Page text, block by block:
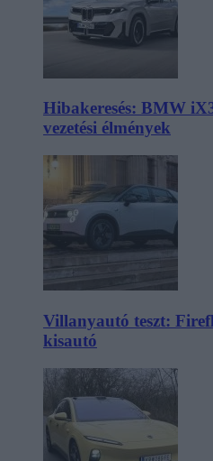
Hibakeresés: BMW
vezetési élmények
Villanyautó teszt:
kisautó